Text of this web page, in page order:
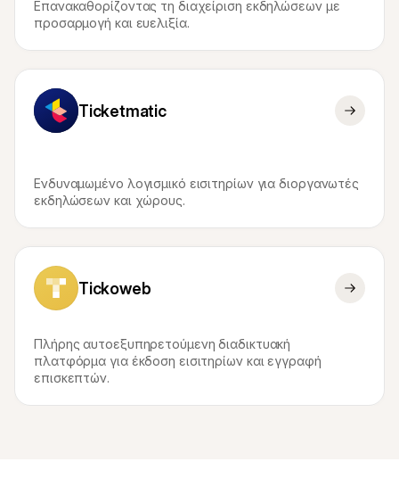
Επανακαθορίζοντας τη διαχείριση εκδηλώσεων με
προσαρμογή και ευελιξία.
Ticketmatic
Ενδυναμωμένο λογισμικό εισιτηρίων για διοργανωτές
εκδηλώσεων και χώρους.
Tickoweb
Πλήρης αυτοεξυπηρετούμενη διαδικτυακή
πλατφόρμα για έκδοση εισιτηρίων και εγγραφή
επισκεπτών.